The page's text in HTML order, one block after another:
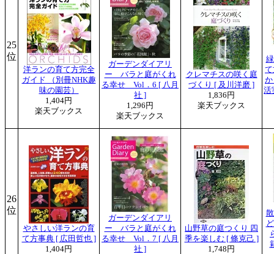
25
位
洋ランの育て方完全
ガイド （別冊NHK趣
味の園芸）
1,404円
楽天ブックス
ガーデンダイアリ
ー バラと庭がくれ
る幸せ Vol．6 [ 八月
社 ]
1,296円
楽天ブックス
クレマチスの咲く庭
づくり [ 及川洋磨 ]
1,836円
楽天ブックス
活
26
位
やさしい洋ランの育
て方事典 [ 広田哲也 ]
1,404円
ガーデンダイアリ
ー バラと庭がくれ
る幸せ Vol．7 [ 八月
社 ]
山野草の庭つくり 四
季を楽しむ [ 條克己 ]
1,748円